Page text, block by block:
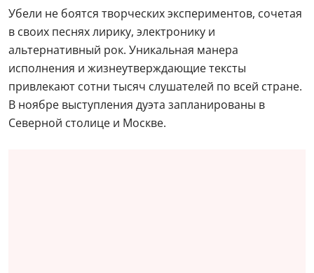
Убели не боятся творческих экспериментов, сочетая
в своих песнях лирику, электронику и
альтернативный рок. Уникальная манера
исполнения и жизнеутверждающие тексты
привлекают сотни тысяч слушателей по всей стране.
В ноябре выступления дуэта запланированы в
Северной столице и Москве.